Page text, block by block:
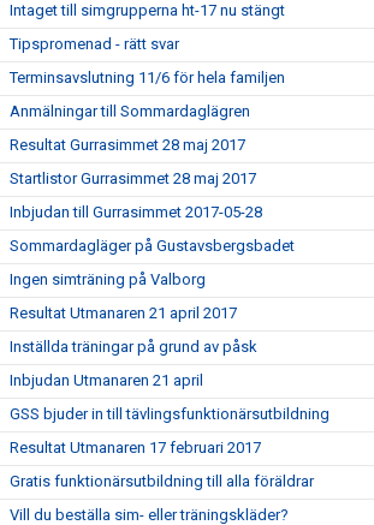
Intaget till simgrupperna ht-17 nu stängt
Tipspromenad - rätt svar
Terminsavslutning 11/6 för hela familjen
Anmälningar till Sommardaglägren
Resultat Gurrasimmet 28 maj 2017
Startlistor Gurrasimmet 28 maj 2017
Inbjudan till Gurrasimmet 2017-05-28
Sommardagläger på Gustavsbergsbadet
Ingen simträning på Valborg
Resultat Utmanaren 21 april 2017
Inställda träningar på grund av påsk
Inbjudan Utmanaren 21 april
GSS bjuder in till tävlingsfunktionärsutbildning
Resultat Utmanaren 17 februari 2017
Gratis funktionärsutbildning till alla föräldrar
Vill du beställa sim- eller träningskläder?